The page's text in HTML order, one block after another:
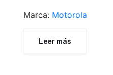
Marca: Motorola
Leer más